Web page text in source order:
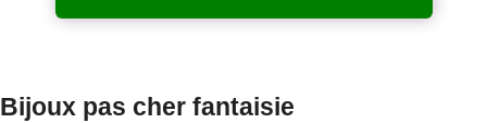
Bijoux pas cher fantaisie